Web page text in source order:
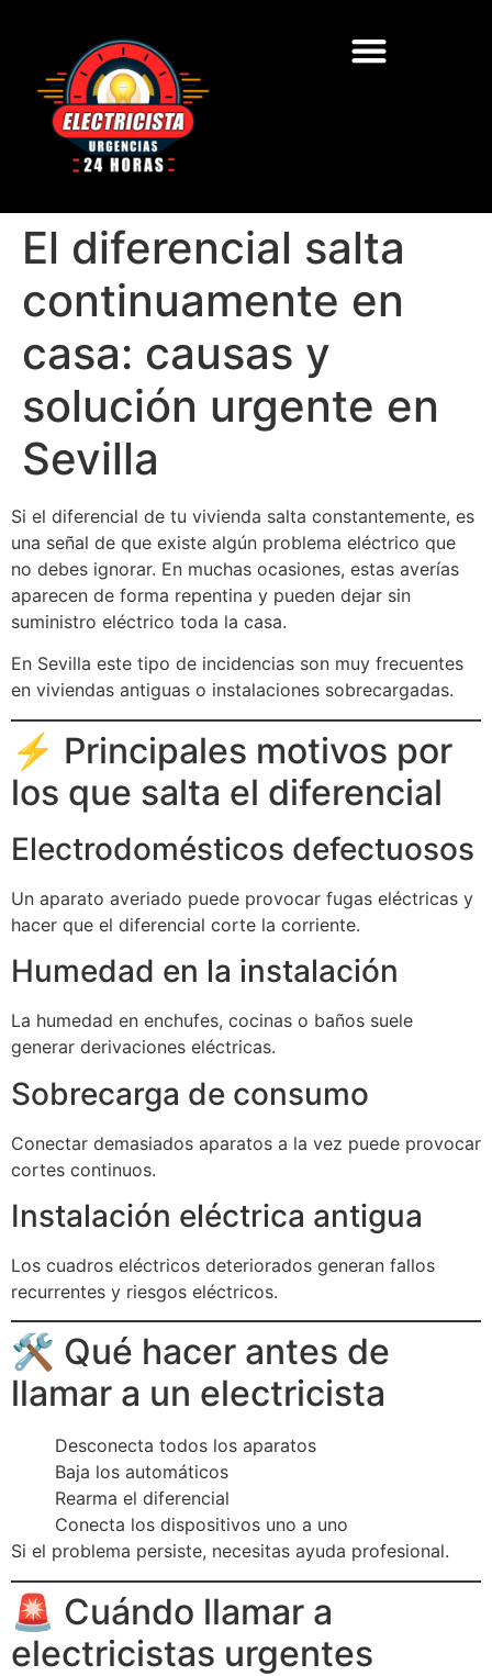
El diferencial salta
continuamente en
casa: causas y
solución urgente en
Sevilla
Si el diferencial de tu vivienda salta constantemente, es
una señal de que existe algún problema eléctrico que
no debes ignorar. En muchas ocasiones, estas averías
aparecen de forma repentina y pueden dejar sin
suministro eléctrico toda la casa.
En Sevilla este tipo de incidencias son muy frecuentes
en viviendas antiguas o instalaciones sobrecargadas.
⚡ Principales motivos por
los que salta el diferencial
Electrodomésticos defectuosos
Un aparato averiado puede provocar fugas eléctricas y
hacer que el diferencial corte la corriente.
Humedad en la instalación
La humedad en enchufes, cocinas o baños suele
generar derivaciones eléctricas.
Sobrecarga de consumo
Conectar demasiados aparatos a la vez puede provocar
cortes continuos.
Instalación eléctrica antigua
Los cuadros eléctricos deteriorados generan fallos
recurrentes y riesgos eléctricos.
🛠️ Qué hacer antes de
llamar a un electricista
Desconecta todos los aparatos
Baja los automáticos
Rearma el diferencial
Conecta los dispositivos uno a uno
Si el problema persiste, necesitas ayuda profesional.
🚨 Cuándo llamar a
electricistas urgentes